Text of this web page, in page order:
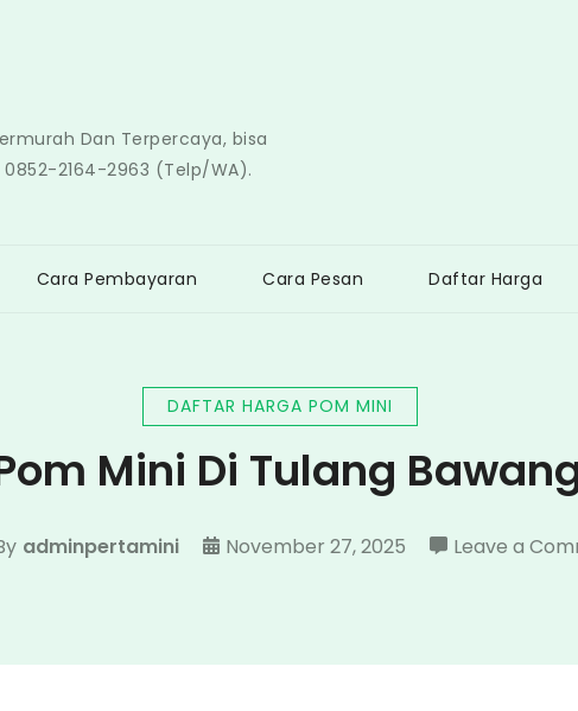
Dan Terpercaya, bisa
0852-2164-2963 (Telp/WA).
Cara Pembayaran Cara Pesan Daftar Harga
DAFTAR HARGA POM MINI
Mini Di Tulang
adminpertamini November 27, 2025 Leave a